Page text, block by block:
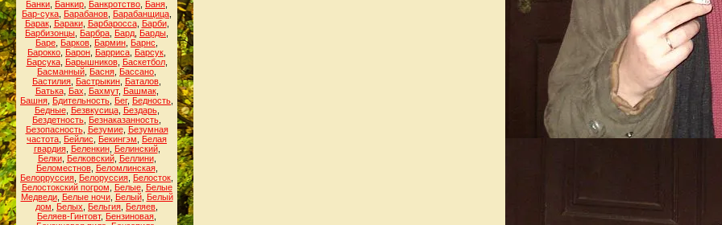
Банки Банкир Банкротство Баня
Бар-сука Барабанов Барабанщица
Барак, Бараки, Барбаросса, Барби,
Барбизонцы Барбра Бард Барды
Баре Барков Бармин Барнс
Барокко Барон Барриса Барсук
Барсука, Барышников, Баскетбол,
Басманный Басня Бассано
Бастилия Бастрыкин Баталов
Батька, Бах Бахмут, Башмак,
Башня Бдительность Бег, Бедность
Бедные, Безвкусица, Бездарь,
Бездетность Безнаказанность
Безопасность, Безумие, Безумная
частота Бейлис Бекингэм
Белая
гвардия, Беленкин, Белинский,
Белки, Белковский, Беллини,
Беломестнов, Беломлинская,
Белорруссия Белоруссия Белосток
Белостокский погром
Белые, Белые
Медведи, Белые ночи, Белый, Белый
дом
Белых Бельгия Беляев
Беляев-Гинтовт, Бензиновая